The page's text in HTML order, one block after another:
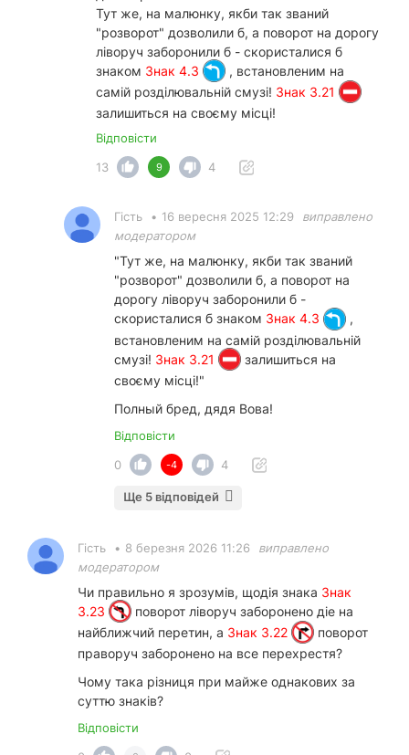
Тут же, на малюнку, якби так званий
"розворот" дозволили б, а поворот на дорогу
ліворуч заборонили б - скористалися б
знаком Знак 4.3
, встановленим на
самій розділювальній смузі! Знак 3.21
залишиться на своєму місці!
Відповісти
13
9 4
Гість • 16 вересня 2025 12:29
виправлено
модератором
"Тут же, на малюнку, якби так званий
"розворот" дозволили б, а поворот на
дорогу ліворуч заборонили б -
скористалися б знаком Знак 4.3
,
встановленим на самій розділювальній
смузі! Знак 3.21
залишиться на
своєму місці!"
Полный бред, дядя Вова!
Відповісти
0
-4 4
Ще 5 відповідей
Гість • 8 березня 2026 11:26
виправлено
модератором
Чи правильно я зрозумів, щодія знака Знак
3.23
поворот ліворуч заборонено діе на
найближчий перетин, а Знак 3.22
поворот
праворуч заборонено на все перехрестя?
Чому така різниця при майже однакових за
суттю знаків?
Відповісти